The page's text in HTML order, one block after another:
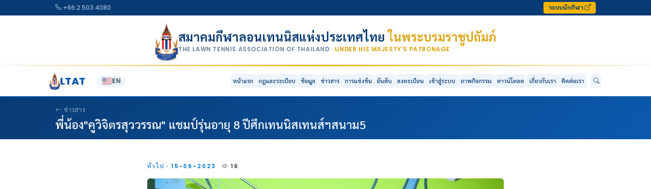
+66 2 503 4080 ระบบนักกีฬา
สมาคมกีฬาลอนเทนนิสแห่งประเทศไทยในพระบรมราชูปถัมภ์
THE LAWN TENNIS ASSOCIATION OF THAILAND · UNDER HIS MAJESTY’S PATRONAGE
LTAT EN หน้าแรก กฎและระเบียบ ข้อมูล ข่าวสาร การแข่งขัน อันดับ ลงทะเบียน เข้าสู่ระบบ ภาพกิจกรรม ดาวน์โหลด เกี่ยวกับเรา ติดต่อเรา
ข่าวสาร
พี่น้อง"คูวิจิตรสุววรรณ" แชมป์รุ่นอายุ 8 ปีศึกเทนนิสเทนส์ฯสนาม5
ทั่วไป · 15-06-2023 16